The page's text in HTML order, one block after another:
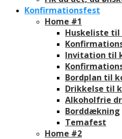
Konfirmationsfest
Home #1
Huskeliste
Invitation til
Bordplan til
Drikkelse til
Alkoholfrie
Borddækning
Temafest
Home #2